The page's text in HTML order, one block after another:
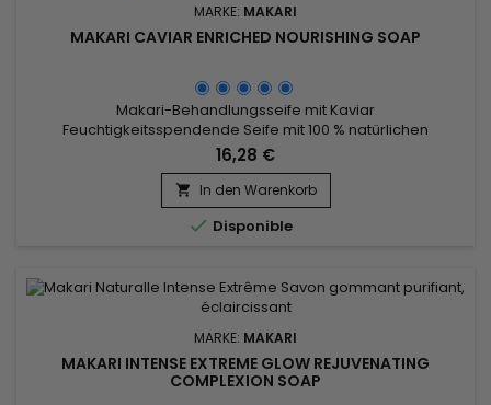
MARKE: MAKARI
MAKARI CAVIAR ENRICHED NOURISHING SOAP
Makari-Behandlungsseife mit Kaviar
Feuchtigkeitsspendende Seife mit 100 % natürlichen
Inhaltsstoffen hilft dabei, eine jugendliche und strahlende
Haut wiederherzustellen.&nbsp; Es reinigt die Haut gründlich
und reduziert überschüssigen Talg.&nbsp; Kostengünstiges
Produkt im Vergleich zu anderen Behandlungen auf
Kaviarbasis.&nbsp; Geeignet für den...
16,28 €
 In den Warenkorb
 Disponible
MARKE: MAKARI
MAKARI INTENSE EXTREME GLOW REJUVENATING
COMPLEXION SOAP